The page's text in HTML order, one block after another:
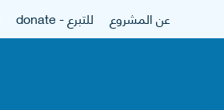
عن المشروع للتبرع - donate